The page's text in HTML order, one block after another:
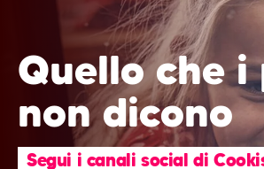
Quello che
non dicono
Segui i canali social di